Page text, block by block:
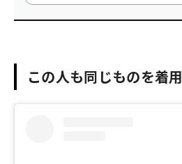
この人も同じものを着用